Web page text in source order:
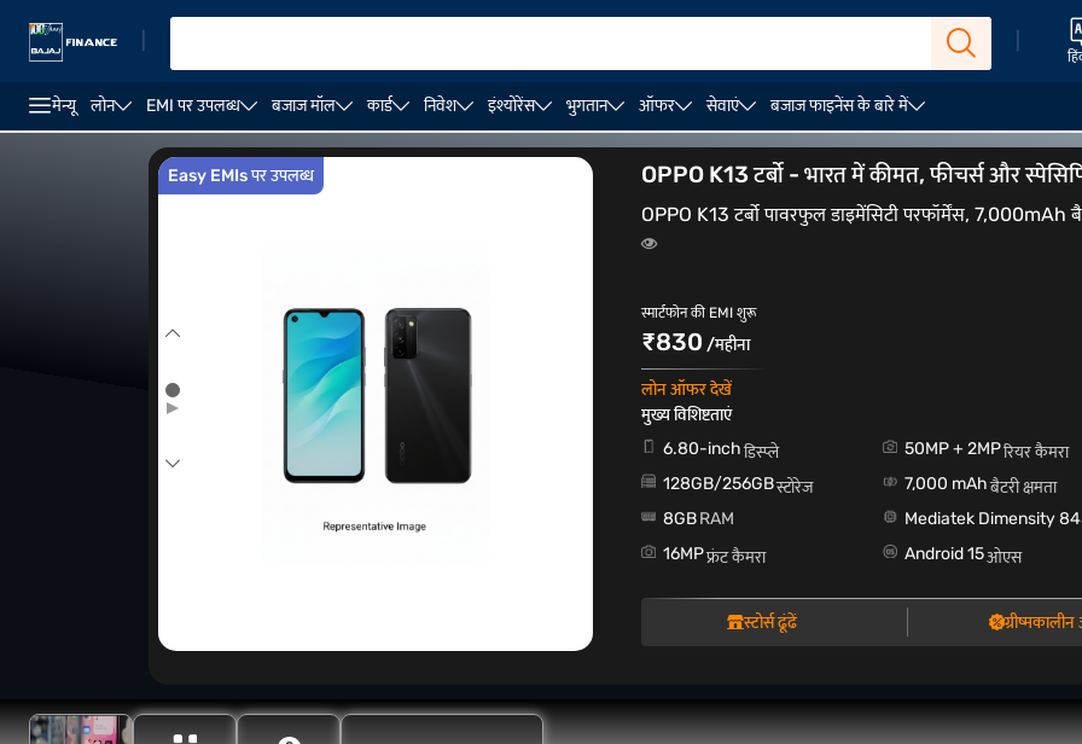
मेन्यू लोन EMI पर उपलब्ध बजाज मॉल कार्ड निवेश इंश्योरेंस भुगतान ऑफर सेवाएं बजाज फाइनेंस के बारे में
OPPO Reno 13 5G OPPO Reno 14 5G OPPO Reno14 Pro 5G
OPPO K13 टर्बो - भारत में कीमत, फीचर्स और
OPPO K13 टर्बो पावरफुल डाइमेंसिटी परफॉर्मेंस, 7,000mAh
Easy EMIs पर उपलब्ध
स्मार्टफोन की EMI शुरू
₹830 /महीना
लोन ऑफर देखें
मुख्य विशिष्टताएं
6.80-inchडिस्प्ले
128GB/256GBस्टोरेज
8GBRAM
16MPफ्रंट कैमरा
50MP + 2MPरियर कैमरा
7,000 mAhबैटरी क्षमता
Mediatek Dimensity
Android 15ओएस
स्टोर्स ढूंढें